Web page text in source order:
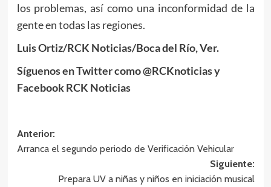
los problemas, así como una inconformidad de la
gente en todas las regiones.
Luis Ortiz/RCK Noticias/Boca del Río, Ver.
Síguenos en Twitter como @RCKnoticias y
Facebook RCK Noticias
Navegación
de
entradas
Anterior:
Arranca el segundo periodo de Verificación Vehicular
Siguiente:
Prepara UV a niñas y niños en iniciación musical